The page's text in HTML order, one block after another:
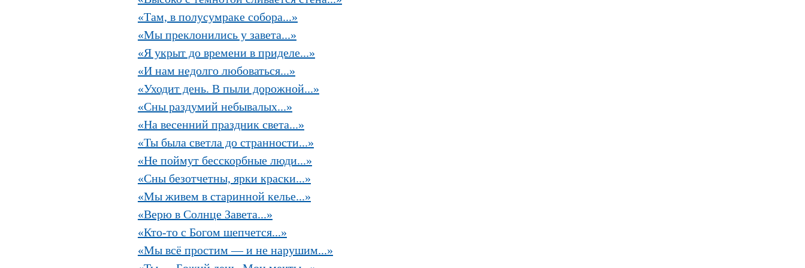
«Там, в полусумраке собора...»
«Мы преклонились у завета...»
«Я укрыт до времени в приделе...»
«И нам недолго любоваться...»
«Уходит день. В пыли дорожной...»
«Сны раздумий небывалых...»
«На весенний праздник света...»
«Ты была светла до странности...»
«Не поймут бесскорбные люди...»
«Сны безотчетны, ярки краски...»
«Мы живем в старинной келье...»
«Верю в Солнце Завета...»
«Кто-то с Богом шепчется...»
«Мы всё простим — и не нарушим...»